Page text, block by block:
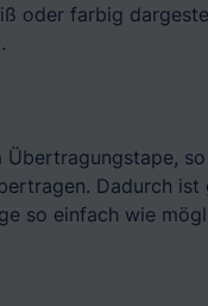
oder farbig
Dadurch
so einfach wie